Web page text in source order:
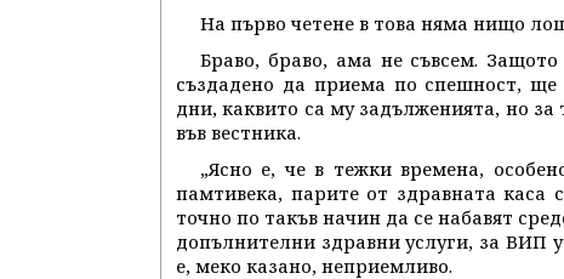
На първо четене в това няма нищо
Браво, браво, ама не съвсем.
създадено да приема по спешност,
дни, каквито са му задълженията, но
във вестника.
„Ясно е, че в тежки времена,
памтивека, парите от здравната каса
точно по такъв начин да се набавят
допълнителни здравни услуги, за ВИП
е, меко казано, неприемливо.